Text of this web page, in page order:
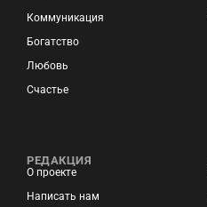
Коммуникация
Богатство
Любовь
Счастье
РЕДАКЦИЯ
О проекте
Написать нам